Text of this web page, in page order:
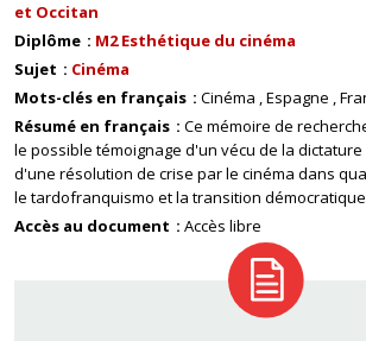
et Occitan
Diplôme
M2 Esthétique du cinéma
Sujet
Cinéma
Mots-clés en français
Cinéma Espagne
Résumé en français
Ce mémoire de
le possible témoignage d'un vécu de la
d'une résolution de crise par le cinéma dans
le tardofranquismo et la transition
Accès au document
Accès libre